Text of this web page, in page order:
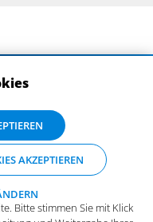
Bitte stimmen Sie mit Klick
AKZEPTIEREN
Bitte stimmen Sie mit Klick
und Weitergabe Ihrer
die bestmögliche
können. Einzelheiten zu
Sie unter
Einstellungen
(mit Ausnahme der